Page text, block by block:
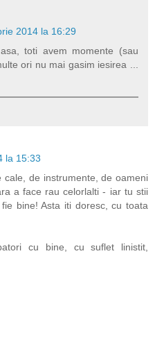
2014 la 16:29
toti avem momente (sau
ori nu mai gasim iesirea ...
la 15:33
cale, de instrumente, de oameni
a face rau celorlalti - iar tu stii
bine! Asta iti doresc, cu toata
cu bine, cu suflet linistit,